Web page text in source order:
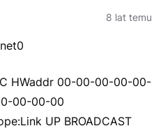
8 lat temu
HWaddr 00-00-00-00-00-
00-00-00
UP BROADCAST